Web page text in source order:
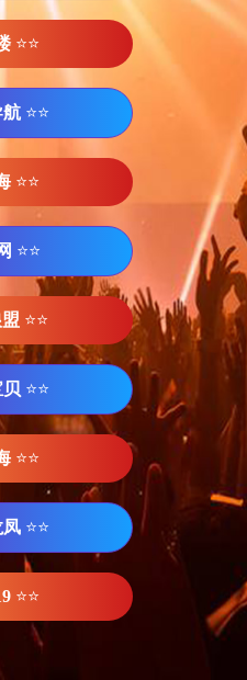
⭐⭐
航 ⭐⭐
⭐⭐
⭐⭐
盟 ⭐⭐
⭐⭐
⭐⭐
凤 ⭐⭐
⭐⭐